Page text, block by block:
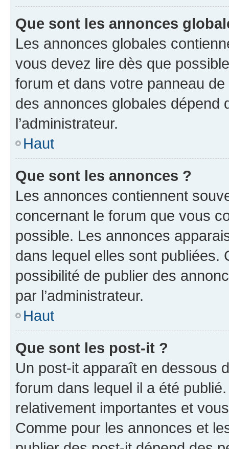
Que sont les annonces
Les annonces globales
vous devez lire dès que
forum et dans votre panneau
des annonces globales dépend
l’administrateur.
Haut
Que sont les annonces ?
Les annonces contiennent
concernant le forum que vous
possible. Les annonces
dans lequel elles sont publiées.
possibilité de publier des
par l’administrateur.
Haut
Que sont les post-it ?
Un post-it apparaît en dessous
forum dans lequel il a été
relativement importantes et
Comme pour les annonces et